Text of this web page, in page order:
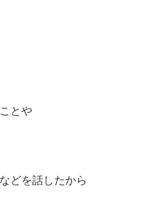
とや
どを話したから